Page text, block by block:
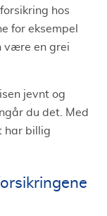
hos
for eksempel
være en grei
jevnt og
du det. Med
har billig